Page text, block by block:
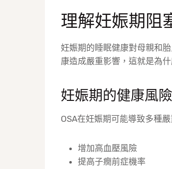
理解妊娠期阻
妊娠期的睡眠健康對母親和
康造成嚴重影響，這就是為
妊娠期的健康風險
OSA在妊娠期可能導致多種
增加高血壓風險
提高子癇前症機率